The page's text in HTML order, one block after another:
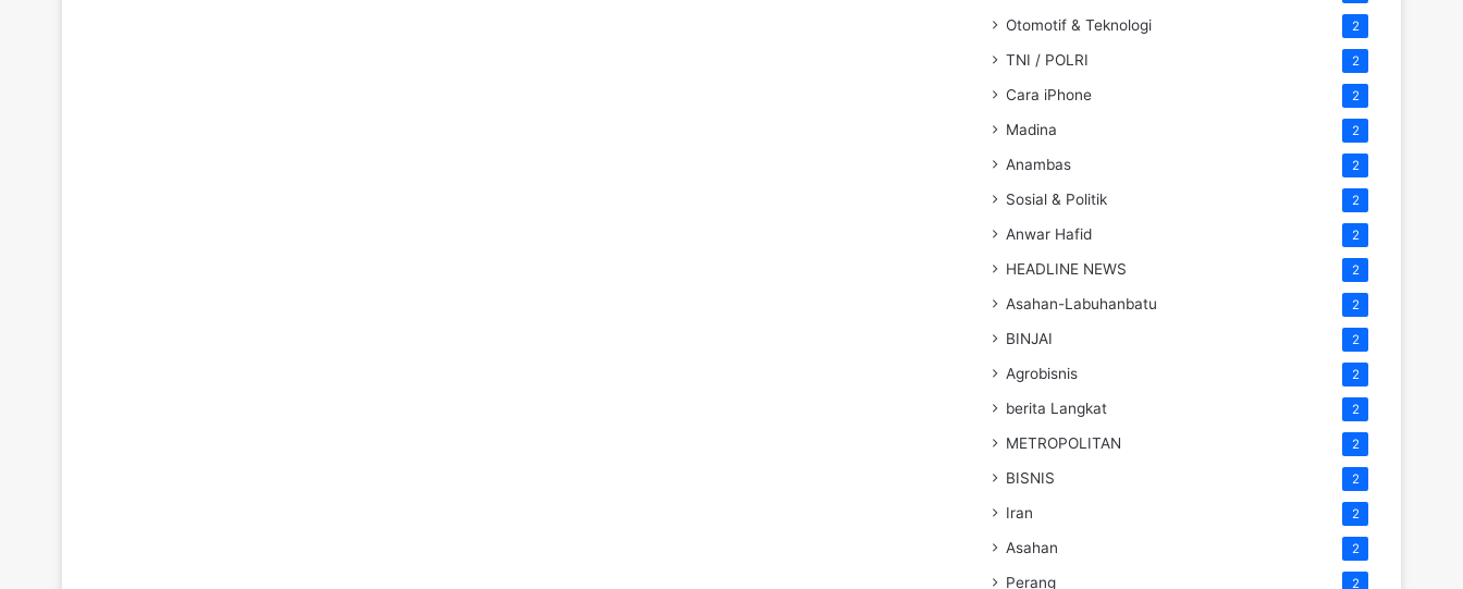
Otomotif & Teknologi 2
TNI / POLRI 2
Cara iPhone 2
Madina 2
Anambas 2
Sosial & Politik 2
Anwar Hafid 2
HEADLINE NEWS 2
Asahan-Labuhanbatu 2
BINJAI 2
Agrobisnis 2
berita Langkat 2
METROPOLITAN 2
BISNIS 2
Iran 2
Asahan 2
Perang 2